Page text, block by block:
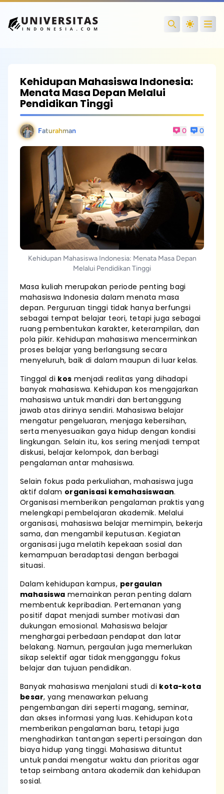
Search
Kehidupan Mahasiswa Indonesia:
Menata Masa Depan Melalui
Pendidikan Tinggi
Faturahman 0 0
Kehidupan Mahasiswa Indonesia: Menata Masa Depan
Melalui Pendidikan Tinggi
Masa kuliah merupakan periode penting bagi
mahasiswa Indonesia dalam menata masa
depan. Perguruan tinggi tidak hanya berfungsi
sebagai tempat belajar teori, tetapi juga sebagai
ruang pembentukan karakter, keterampilan, dan
pola pikir. Kehidupan mahasiswa mencerminkan
proses belajar yang berlangsung secara
menyeluruh, baik di dalam maupun di luar kelas.
Tinggal di kos menjadi realitas yang dihadapi
banyak mahasiswa. Kehidupan kos mengajarkan
mahasiswa untuk mandiri dan bertanggung
jawab atas dirinya sendiri. Mahasiswa belajar
mengatur pengeluaran, menjaga kebersihan,
serta menyesuaikan gaya hidup dengan kondisi
lingkungan. Selain itu, kos sering menjadi tempat
diskusi, belajar kelompok, dan berbagi
pengalaman antar mahasiswa.
Selain fokus pada perkuliahan, mahasiswa juga
aktif dalam organisasi kemahasiswaan.
Organisasi memberikan pengalaman praktis yang
melengkapi pembelajaran akademik. Melalui
organisasi, mahasiswa belajar memimpin, bekerja
sama, dan mengambil keputusan. Kegiatan
organisasi juga melatih kepekaan sosial dan
kemampuan beradaptasi dengan berbagai
situasi.
Dalam kehidupan kampus, pergaulan
mahasiswa memainkan peran penting dalam
membentuk kepribadian. Pertemanan yang
positif dapat menjadi sumber motivasi dan
dukungan emosional. Mahasiswa belajar
menghargai perbedaan pendapat dan latar
belakang. Namun, pergaulan juga memerlukan
sikap selektif agar tidak mengganggu fokus
belajar dan tujuan pendidikan.
Banyak mahasiswa menjalani studi di kota-kota
besar, yang menawarkan peluang
pengembangan diri seperti magang, seminar,
dan akses informasi yang luas. Kehidupan kota
memberikan pengalaman baru, tetapi juga
menghadirkan tantangan seperti persaingan dan
biaya hidup yang tinggi. Mahasiswa dituntut
untuk pandai mengatur waktu dan prioritas agar
tetap seimbang antara akademik dan kehidupan
sosial.